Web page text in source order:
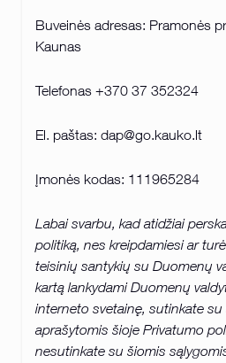
Buveinės adresas: Pramonės
Kaunas
Telefonas +370 37 352324
El. paštas: dap@go.kauko.lt
Įmonės kodas: 111965284
Labai svarbu, kad atidžiai
politiką, nes kreipdamiesi ar
teisinių santykių su Duomenų
kartą lankydami Duomenų
interneto svetainę, sutinkate su
aprašytomis šioje Privatumo
nesutinkate su šiomis